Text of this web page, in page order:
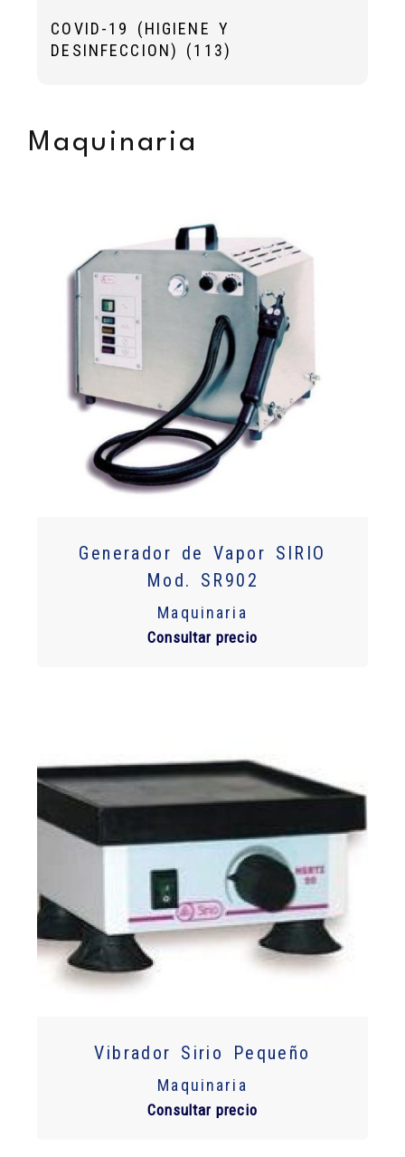
COVID-19 (HIGIENE Y
DESINFECCION) (113)
Maquinaria
Generador de Vapor SIRIO
Mod. SR902
Maquinaria
Consultar precio
Vibrador Sirio Pequeño
Maquinaria
Consultar precio